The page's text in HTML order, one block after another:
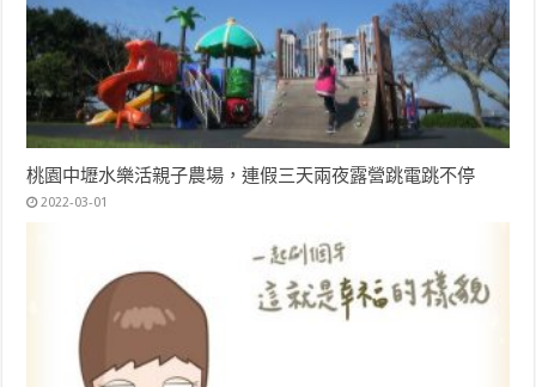
桃園中壢水樂活親子農場，連假三天兩夜露營跳電跳不停
2022-03-01